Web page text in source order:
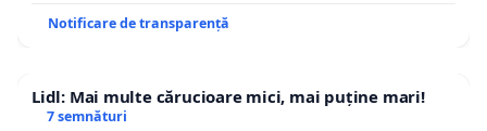
Notificare de transparență
Lidl: Mai multe cărucioare mici, mai puține mari!
7 semnături